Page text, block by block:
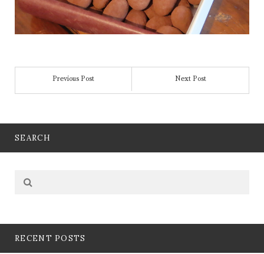
Previous Post Next Post
SEARCH
RECENT POSTS